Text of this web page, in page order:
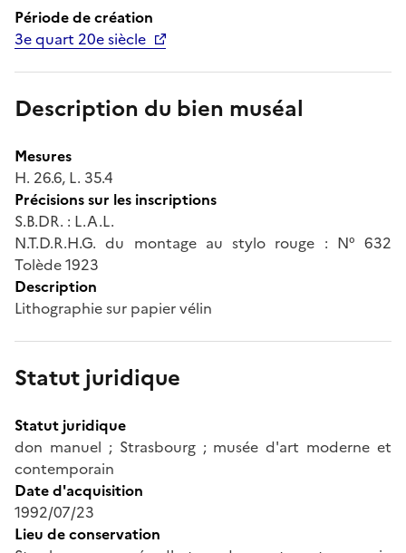
Période de création
3e quart 20e siècle
Description du bien muséal
Mesures
H. 26.6, L. 35.4
Précisions sur les inscriptions
S.B.DR. : L.A.L.
N.T.D.R.H.G. du montage au stylo rouge : N° 632
Tolède 1923
Description
Lithographie sur papier vélin
Statut juridique
Statut juridique
don manuel ; Strasbourg ; musée d'art moderne et
contemporain
Date d'acquisition
1992/07/23
Lieu de conservation